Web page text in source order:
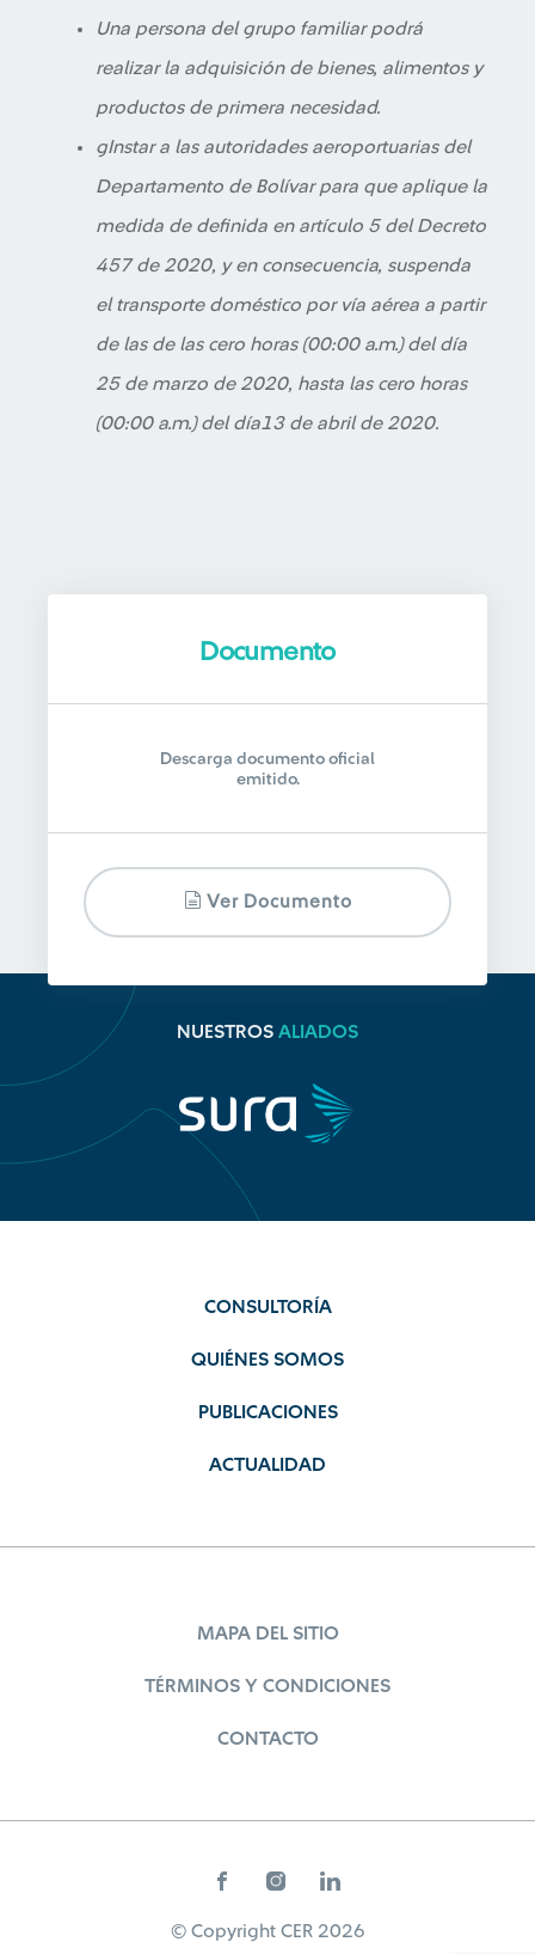
Una persona del grupo familiar podrá
realizar la adquisición de bienes, alimentos y
productos de primera necesidad.
gInstar a las autoridades aeroportuarias del
Departamento de Bolívar para que aplique la
medida de definida en artículo 5 del Decreto
457 de 2020, y en consecuencia, suspenda
el transporte doméstico por vía aérea a partir
de las de las cero horas (00:00 a.m.) del día
25 de marzo de 2020, hasta las cero horas
(00:00 a.m.) del día13 de abril de 2020.
Documento
Descarga documento oficial
emitido.
Ver Documento
NUESTROS ALIADOS
CONSULTORÍA
QUIÉNES SOMOS
PUBLICACIONES
ACTUALIDAD
MAPA DEL SITIO
TÉRMINOS Y CONDICIONES
CONTACTO
© Copyright CER 2026